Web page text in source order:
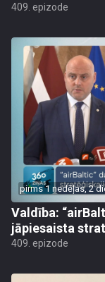
409. epizode
pirms 1 nedēļas, 2
Valdība:
jāpiesaista
409. epizode